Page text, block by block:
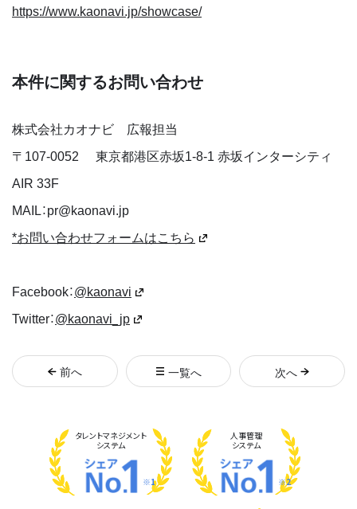
https://www.kaonavi.jp/showcase/
本件に関するお問い合わせ
株式会社カオナビ 広報担当
〒 107-0052
東京都港区赤坂1-8-1 赤坂インターシティ
AIR 33F
MAIL：pr@kaonavi.jp
*お問い合わせフォームはこちら
Facebook：@kaonavi
Twitter：@kaonavi_jp
前へ 一覧へ 次へ
タレントマネジメント
システム
※1
人事管理
システム
※2